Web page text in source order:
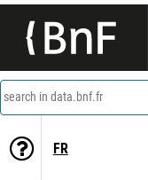
search in data.bnf.fr
FR